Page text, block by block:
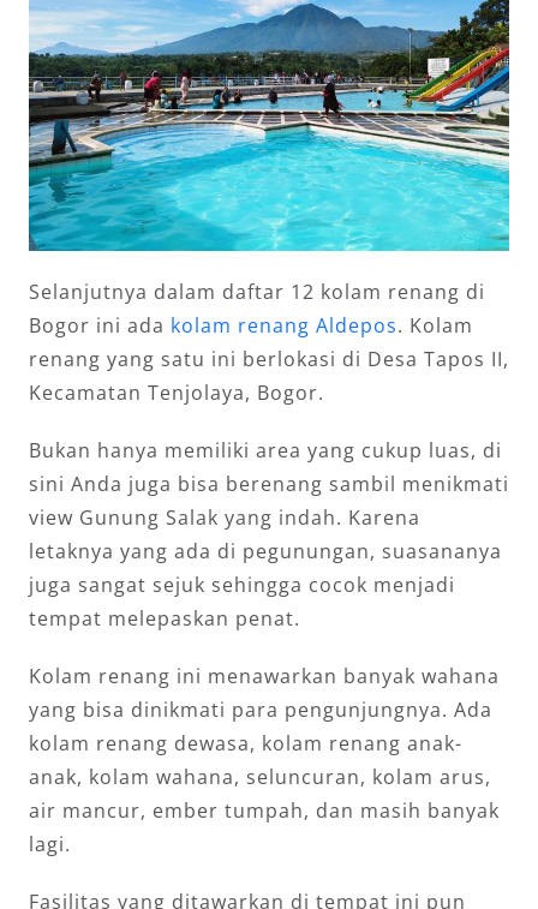
Selanjutnya dalam daftar 12 kolam renang di
Bogor ini ada kolam renang Aldepos. Kolam
renang yang satu ini berlokasi di Desa Tapos II,
Kecamatan Tenjolaya, Bogor.
Bukan hanya memiliki area yang cukup luas, di
sini Anda juga bisa berenang sambil menikmati
view Gunung Salak yang indah. Karena
letaknya yang ada di pegunungan, suasananya
juga sangat sejuk sehingga cocok menjadi
tempat melepaskan penat.
Kolam renang ini menawarkan banyak wahana
yang bisa dinikmati para pengunjungnya. Ada
kolam renang dewasa, kolam renang anak-
anak, kolam wahana, seluncuran, kolam arus,
air mancur, ember tumpah, dan masih banyak
lagi.
Fasilitas yang ditawarkan di tempat ini pun